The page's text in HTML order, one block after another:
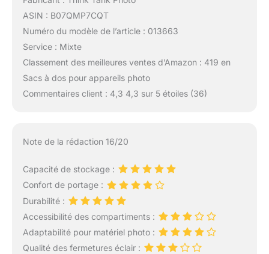
ASIN : B07QMP7CQT
Numéro du modèle de l’article : 013663
Service : Mixte
Classement des meilleures ventes d’Amazon : 419 en
Sacs à dos pour appareils photo
Commentaires client : 4,3 4,3 sur 5 étoiles (36)
Note de la rédaction 16/20
Capacité de stockage :
Confort de portage :
Durabilité :
Accessibilité des compartiments :
Adaptabilité pour matériel photo :
Qualité des fermetures éclair :